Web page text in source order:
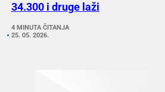
34.300 i druge laži
4 MINUTA ČITANJA
25. 05. 2026.